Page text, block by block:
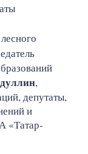
,
депутаты,
и
«Татар-